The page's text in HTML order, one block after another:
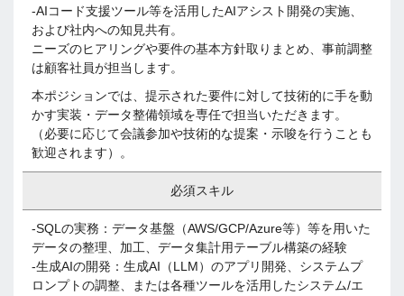
-AIコード支援ツール等を活用したAIアシスト開発の実施、
および社内への知見共有。
ニーズのヒアリングや要件の基本方針取りまとめ、事前調整
は顧客社員が担当します。
本ポジションでは、提示された要件に対して技術的に手を動
かす実装・データ整備領域を専任で担当いただきます。
（必要に応じて会議参加や技術的な提案・示唆を行うことも
歓迎されます）。
必須スキル
-SQLの実務：データ基盤（AWS/GCP/Azure等）等を用いた
データの整理、加工、データ集計用テーブル構築の経験
-生成AIの開発：生成AI（LLM）のアプリ開発、システムプ
ロンプトの調整、または各種ツールを活用したシステム/エ